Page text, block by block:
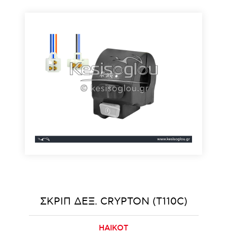
ΣΚΡΙΠ ΔΕΞ. CRYPTON (T110C)
HAIKOT